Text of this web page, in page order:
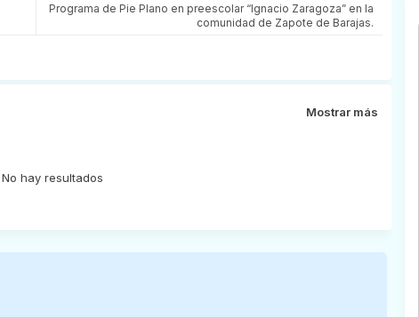
Programa de Pie Plano en preescolar “Ignacio Zaragoza” en la
comunidad de Zapote de Barajas.
Mostrar más
No hay resultados